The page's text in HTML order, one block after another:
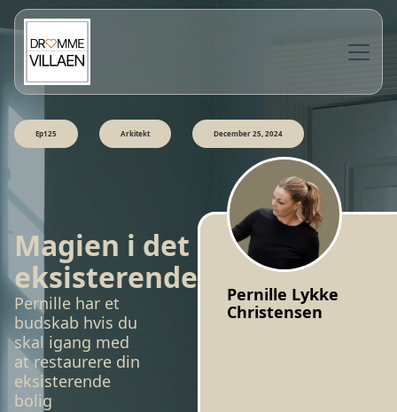
Ep125 Arkitekt December 25, 2024
Magien i det
eksisterende
Pernille har et
budskab hvis du
skal igang med
at restaurere din
eksisterende
bolig
Pernille Lykke
Christensen